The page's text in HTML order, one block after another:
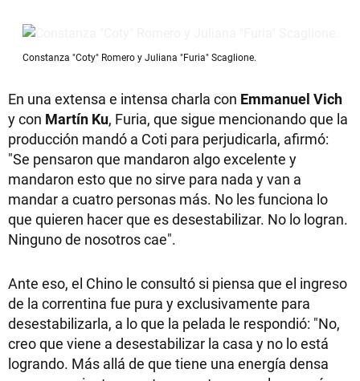
Constanza "Coty" Romero y Juliana "Furia" Scaglione.
En una extensa e intensa charla con Emmanuel Vich
y con Martín Ku, Furia, que sigue mencionando que la
producción mandó a Coti para perjudicarla, afirmó:
"Se pensaron que mandaron algo excelente y
mandaron esto que no sirve para nada y van a
mandar a cuatro personas más. No les funciona lo
que quieren hacer que es desestabilizar. No lo logran.
Ninguno de nosotros cae".
Ante eso, el Chino le consultó si piensa que el ingreso
de la correntina fue pura y exclusivamente para
desestabilizarla, a lo que la pelada le respondió: "No,
creo que viene a desestabilizar la casa y no lo está
logrando. Más allá de que tiene una energía densa